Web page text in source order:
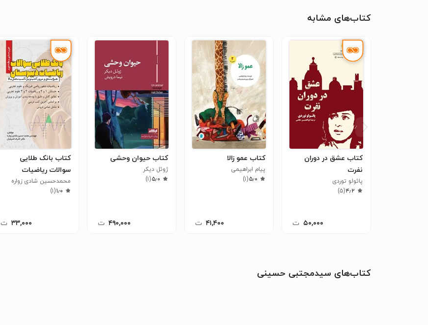
کتاب‌های مشابه
کتاب عشق در دوران
نفرت
پائولو توردی
۴٫۲(۵)
۵۰,۰۰۰ ت
کتاب عمو زالا
پیام ابراهیمی
۵٫۰(۱)
۴۱,۴۰۰ ت
کتاب حیوان وحشی
ژوئل دیکر
۵٫۰(۱)
۴۹۰,۰۰۰ ت
کتاب بانک طلایی
سوالات ریاضیات
دبیرستان (دوره متوسطه
دوم)
محمدحسین شادی زواره
۱٫۰(۱)
۳۳,۰۰۰ ت
کتاب‌های سیدمجتبی حسینی